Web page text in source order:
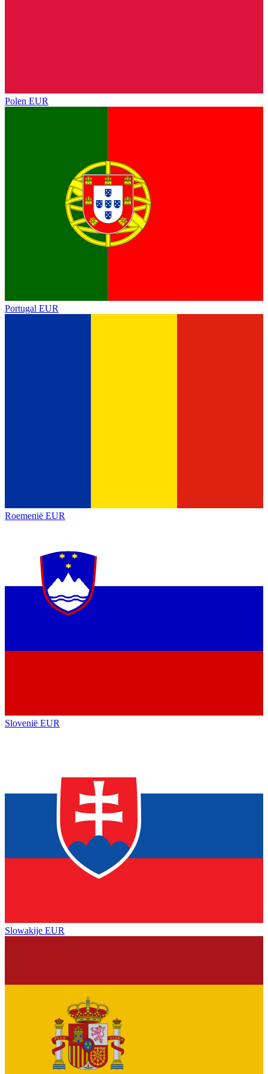
Polen EUR
Portugal EUR
Roemenië EUR
Slovenië EUR
Slowakije EUR